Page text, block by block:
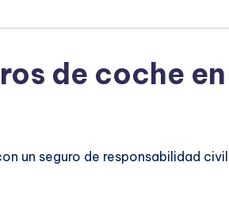
de coche en
un seguro de responsabilidad civil